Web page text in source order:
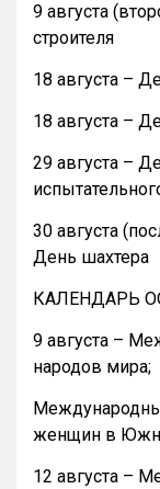
9 августа
строителя
18 августа –
18 августа –
29 августа –
30 августа
День шахтера
КАЛЕНДАРЬ
9 августа –
народов мира;
женщин в
12 августа –